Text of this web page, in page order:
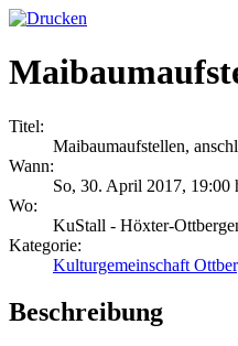
Titel:
Maibaumaufstellen,
Wann:
So, 30. April 2017, 19:00
Wo:
KuStall - Höxter-
Kategorie:
Kulturgemeinschaft
Beschreibung